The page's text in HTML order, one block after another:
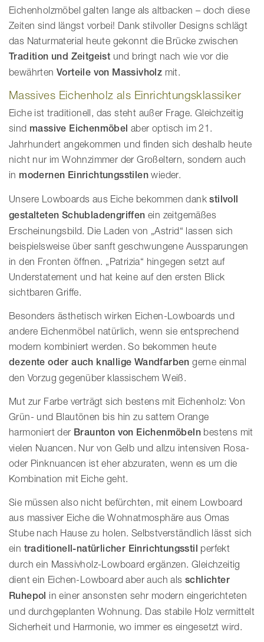
Eichenholzmöbel galten lange als altbacken – doch diese
Zeiten sind längst vorbei! Dank stilvoller Designs schlägt
das Naturmaterial heute gekonnt die Brücke zwischen
Tradition und Zeitgeist und bringt nach wie vor die
bewährtenVorteile von Massivholz mit.
Massives Eichenholz als Einrichtungsklassiker
Eiche ist traditionell, das steht außer Frage. Gleichzeitig
sind massive Eichenmöbel aber optisch im 21.
Jahrhundert angekommen und finden sich deshalb heute
nicht nur im Wohnzimmer der Großeltern, sondern auch
in modernen Einrichtungsstilen wieder.
Unsere Lowboards aus Eiche bekommen dankstilvoll
gestalteten Schubladengriffen ein zeitgemäßes
Erscheinungsbild. Die Laden von „Astrid“ lassen sich
beispielsweise über sanft geschwungene Aussparungen
in den Fronten öffnen. „Patrizia“ hingegen setzt auf
Understatement und hat keine auf den ersten Blick
sichtbaren Griffe.
Besonders ästhetisch wirken Eichen-Lowboards und
andere Eichenmöbel natürlich, wenn sie entsprechend
modern kombiniert werden. So bekommen heute
dezente oder auch knallige Wandfarben gerne einmal
den Vorzug gegenüber klassischem Weiß.
Mut zur Farbe verträgt sich bestens mit Eichenholz: Von
Grün- und Blautönen bis hin zu sattem Orange
harmoniert der Braunton von Eichenmöbeln bestens mit
vielen Nuancen. Nur von Gelb und allzu intensiven Rosa-
oder Pinknuancen ist eher abzuraten, wenn es um die
Kombination mit Eiche geht.
Sie müssen also nicht befürchten, mit einem Lowboard
aus massiver Eiche die Wohnatmosphäre aus Omas
Stube nach Hause zu holen. Selbstverständlich lässt sich
ein traditionell-natürlicher Einrichtungsstil
perfekt
durch ein Massivholz-Lowboard ergänzen. Gleichzeitig
dient ein Eichen-Lowboard aber auch als schlichter
Ruhepol in einer ansonsten sehr modern eingerichteten
und durchgeplanten Wohnung. Das stabile Holz vermittelt
Sicherheit und Harmonie, wo immer es eingesetzt wird.